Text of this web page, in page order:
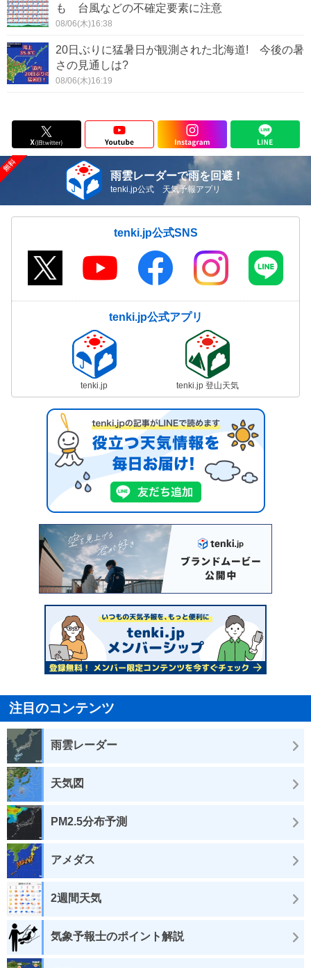
も 台風などの不確定要素に注意
08/06(木)16:38
20日ぶりに猛暑日が観測された北海道! 今後の暑
さの見通しは?
08/06(木)16:19
雨雲レーダーで雨を回避！
tenki.jp公式 天気予報アプリ
tenki.jp公式SNS
tenki.jp公式アプリ
tenki.jp tenki.jp 登山天気
注目のコンテンツ
雨雲レーダー
天気図
PM2.5分布予測
アメダス
2週間天気
気象予報士のポイント解説